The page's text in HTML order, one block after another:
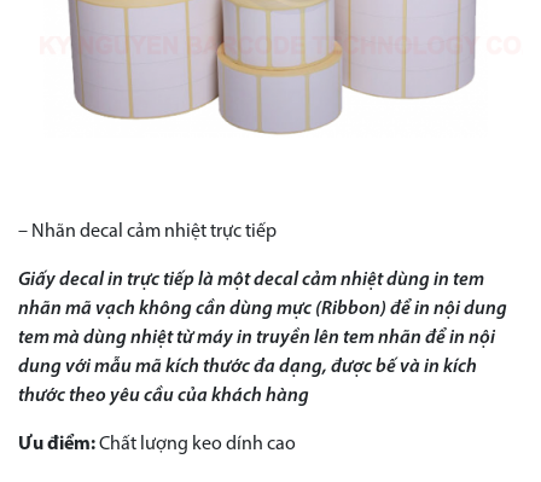
– Nhãn decal cảm nhiệt trực tiếp
Giấy decal in trực tiếp là một decal cảm nhiệt dùng in tem
nhãn mã vạch không cần dùng mực (Ribbon) để in nội dung
tem mà dùng nhiệt từ máy in truyền lên tem nhãn để in nội
dung với mẫu mã kích thước đa dạng, được bế và in kích
thước theo yêu cầu của khách hàng
Ưu điểm:Chất lượng keo dính cao